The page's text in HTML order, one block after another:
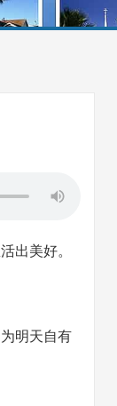
出美好。
明天自有